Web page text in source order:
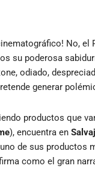
No,
su poderosa
odiado,
generar
productos que
), encuentra en
de sus
como el gran